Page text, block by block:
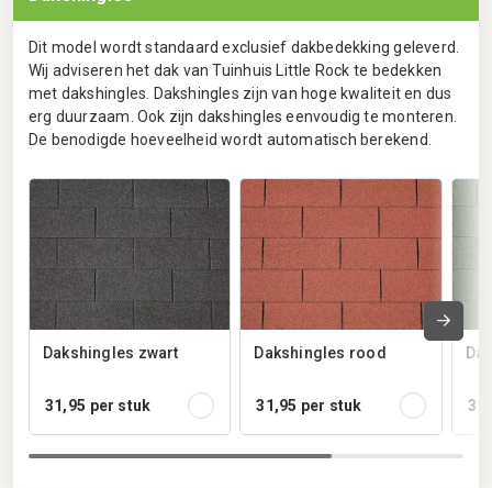
Dit model wordt standaard exclusief dakbedekking geleverd.
Wij adviseren het dak van Tuinhuis Little Rock te bedekken
met dakshingles. Dakshingles zijn van hoge kwaliteit en dus
erg duurzaam. Ook zijn dakshingles eenvoudig te monteren.
De benodigde hoeveelheid wordt automatisch berekend.
Dakshingles zwart
31,95 per stuk
Dakshingles rood
31,95 per stuk